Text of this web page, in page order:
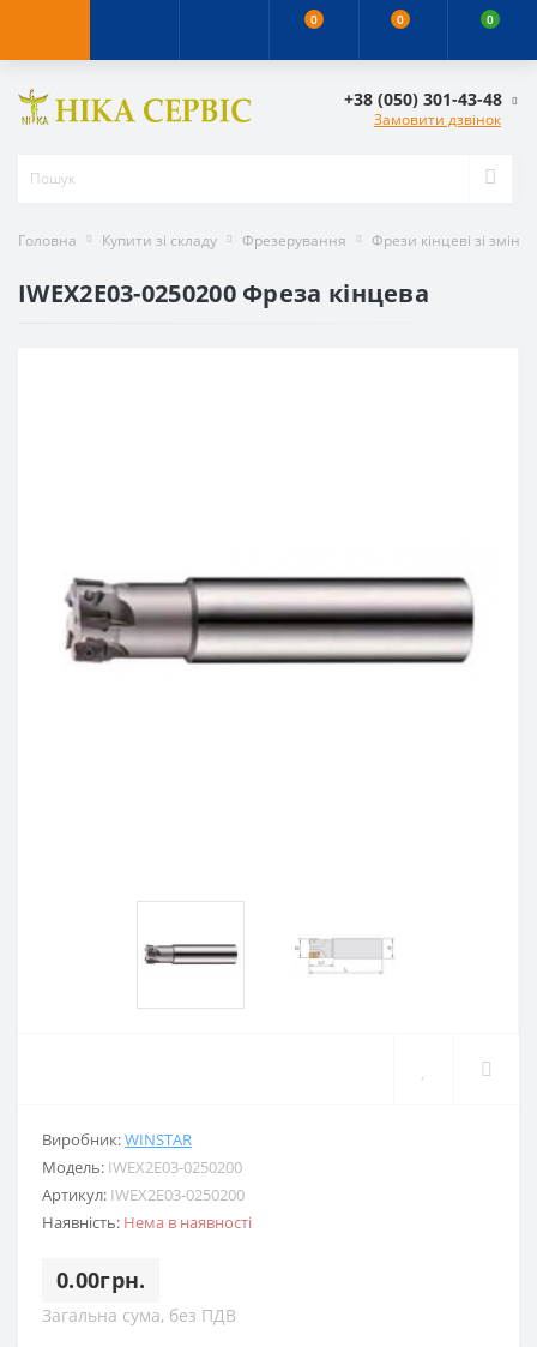
0 0 0
+38 (050) 301-43-48
Замовити дзвінок
Головна Купити зі складу Фрезерування Фрези кінцеві зі
IWEX2E03-0250200 Фреза кінцева
Виробник:WINSTAR
Модель: IWEX2E03-0250200
Артикул: IWEX2E03-0250200
Наявність: Нема в наявності
0.00грн.
Загальна сума, без ПДВ